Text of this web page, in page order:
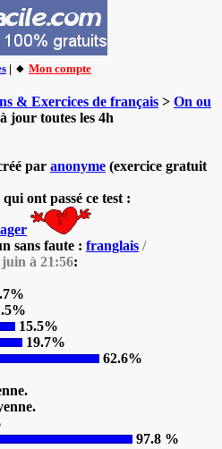
| 🔸 Mon compte
& Exercices de français > On ou
jour toutes les 4h
par anonyme (exercice gratuit
ont passé ce test :
sans faute : franglais /
à 21:56:
15.5%
19.7%
62.6%
97.8 %